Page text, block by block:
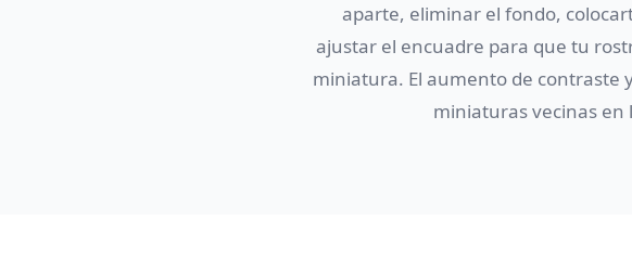
aparte, eliminar el fondo,
ajustar el encuadre para que tu
miniatura. El aumento de contraste
miniaturas vecinas en